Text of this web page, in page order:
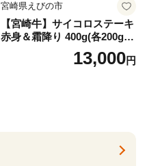
宮崎県えびの市
【宮崎牛】サイコロステーキ
赤身＆霜降り 400g(各200g×
１P 計2P) 真空パック 冷凍
13,000円